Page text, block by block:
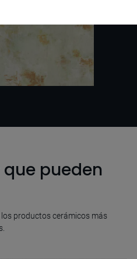
que pueden
productos cerámicos más